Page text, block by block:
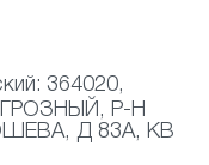
364020,
Р-Н
Д 83А, КВ